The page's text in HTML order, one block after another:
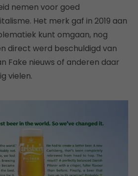
nemen voor goed
Het merk gaf in 2019 aan
kunt omgaan, nog
direct werd beschuldigd van
Fake nieuws of anderen daar
vielen.